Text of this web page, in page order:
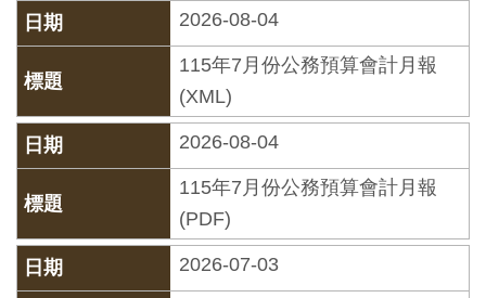
展
覽
資
教
育
活
動
2026-08-04
115年7月份公務預算會計月報
(XML)
2026-08-04
115年7月份公務預算會計月報
(PDF)
2026-07-03